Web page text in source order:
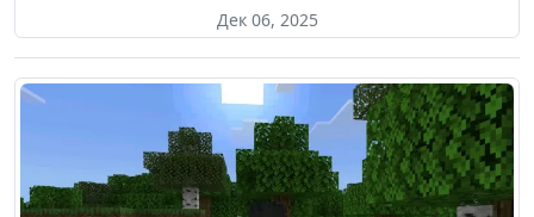
Дек 06, 2025